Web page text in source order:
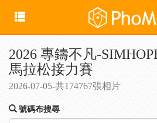
2026 專鑄不凡-
馬拉松接力賽
2026-07-05-共174767張相片
號碼布搜尋